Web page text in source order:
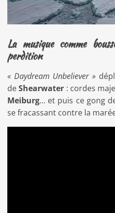
La musique comme
perdition
« Daydream Unbeliever »
deShearwater : cordes
Meiburg... et puis ce gong
se fracassant contre la